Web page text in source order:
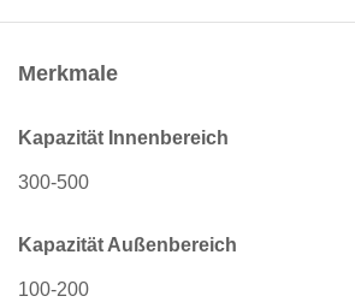
Merkmale
Kapazität Innenbereich
300-500
Kapazität Außenbereich
100-200